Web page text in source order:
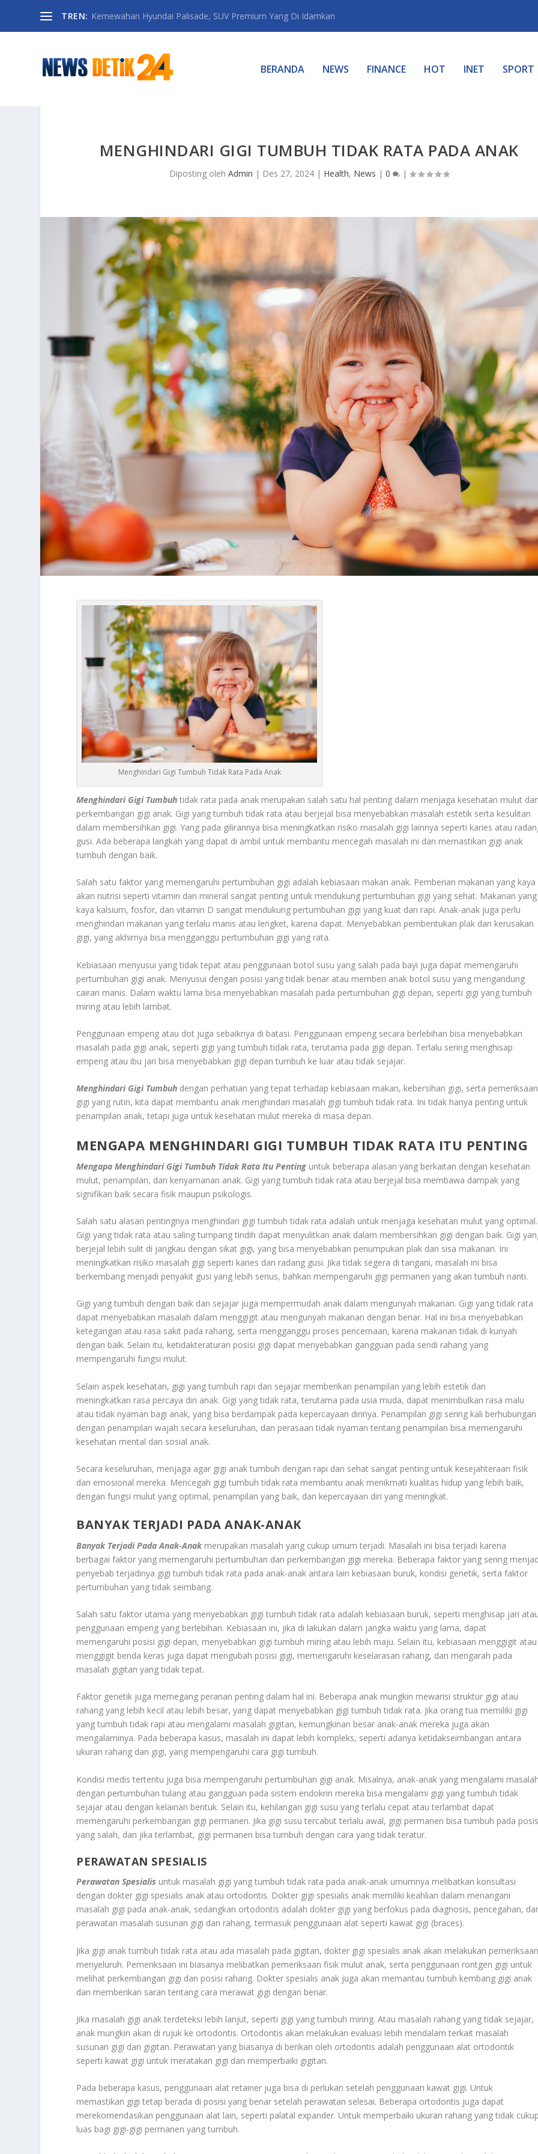
TREN: Kemewahan Hyundai Palisade, SUV Premium Yang Di Idamkan
BERANDA NEWS FINANCE HOT INET SPORT
MENGHINDARI GIGI TUMBUH TIDAK RATA PADA ANAK
Diposting oleh Admin | Des 27, 2024| Health, News | 0 |
Menghindari Gigi Tumbuh Tidak Rata Pada Anak
Menghindari Gigi Tumbuh tidak rata pada anak merupakan salah satu hal penting dalam menjaga kesehatan mulut
perkembangan gigi anak. Gigi yang tumbuh tidak rata atau berjejal bisa menyebabkan masalah estetik serta kesulitan
dalam membersihkan gigi. Yang pada gilirannya bisa meningkatkan risiko masalah gigi lainnya seperti karies atau
gusi. Ada beberapa langkah yang dapat di ambil untuk membantu mencegah masalah ini dan memastikan gigi anak
tumbuh dengan baik.
Salah satu faktor yang memengaruhi pertumbuhan gigi adalah kebiasaan makan anak. Pemberian makanan yang kaya
akan nutrisi seperti vitamin dan mineral sangat penting untuk mendukung pertumbuhan gigi yang sehat. Makanan yang
kaya kalsium, fosfor, dan vitamin D sangat mendukung pertumbuhan gigi yang kuat dan rapi. Anak-anak juga perlu
menghindari makanan yang terlalu manis atau lengket, karena dapat. Menyebabkan pembentukan plak dan kerusakan
gigi, yang akhirnya bisa mengganggu pertumbuhan gigi yang rata.
Kebiasaan menyusui yang tidak tepat atau penggunaan botol susu yang salah pada bayi juga dapat memengaruhi
pertumbuhan gigi anak. Menyusui dengan posisi yang tidak benar atau memberi anak botol susu yang mengandung
cairan manis. Dalam waktu lama bisa menyebabkan masalah pada pertumbuhan gigi depan, seperti gigi yang tumbuh
miring atau lebih lambat.
Penggunaan empeng atau dot juga sebaiknya di batasi. Penggunaan empeng secara berlebihan bisa menyebabkan
masalah pada gigi anak, seperti gigi yang tumbuh tidak rata, terutama pada gigi depan. Terlalu sering menghisap
empeng atau ibu jari bisa menyebabkan gigi depan tumbuh ke luar atau tidak sejajar.
Menghindari Gigi Tumbuh dengan perhatian yang tepat terhadap kebiasaan makan, kebersihan gigi, serta pemeriksaan
gigi yang rutin, kita dapat membantu anak menghindari masalah gigi tumbuh tidak rata. Ini tidak hanya penting untuk
penampilan anak, tetapi juga untuk kesehatan mulut mereka di masa depan.
MENGAPA MENGHINDARI GIGI TUMBUH TIDAK RATA ITU PENTING
Mengapa Menghindari Gigi Tumbuh Tidak Rata Itu Penting untuk beberapa alasan yang berkaitan dengan kesehatan
mulut, penampilan, dan kenyamanan anak. Gigi yang tumbuh tidak rata atau berjejal bisa membawa dampak yang
signifikan baik secara fisik maupun psikologis.
Salah satu alasan pentingnya menghindari gigi tumbuh tidak rata adalah untuk menjaga kesehatan mulut yang optimal.
Gigi yang tidak rata atau saling tumpang tindih dapat menyulitkan anak dalam membersihkan gigi dengan baik. Gigi
berjejal lebih sulit di jangkau dengan sikat gigi, yang bisa menyebabkan penumpukan plak dan sisa makanan. Ini
meningkatkan risiko masalah gigi seperti karies dan radang gusi. Jika tidak segera di tangani, masalah ini bisa
berkembang menjadi penyakit gusi yang lebih serius, bahkan mempengaruhi gigi permanen yang akan tumbuh nanti.
Gigi yang tumbuh dengan baik dan sejajar juga mempermudah anak dalam mengunyah makanan. Gigi yang tidak rata
dapat menyebabkan masalah dalam menggigit atau mengunyah makanan dengan benar. Hal ini bisa menyebabkan
ketegangan atau rasa sakit pada rahang, serta mengganggu proses pencernaan, karena makanan tidak di kunyah
dengan baik. Selain itu, ketidakteraturan posisi gigi dapat menyebabkan gangguan pada sendi rahang yang
mempengaruhi fungsi mulut.
Selain aspek kesehatan, gigi yang tumbuh rapi dan sejajar memberikan penampilan yang lebih estetik dan
meningkatkan rasa percaya diri anak. Gigi yang tidak rata, terutama pada usia muda, dapat menimbulkan rasa malu
atau tidak nyaman bagi anak, yang bisa berdampak pada kepercayaan dirinya. Penampilan gigi sering kali berhubungan
dengan penampilan wajah secara keseluruhan, dan perasaan tidak nyaman tentang penampilan bisa memengaruhi
kesehatan mental dan sosial anak.
Secara keseluruhan, menjaga agar gigi anak tumbuh dengan rapi dan sehat sangat penting untuk kesejahteraan fisik
dan emosional mereka. Mencegah gigi tumbuh tidak rata membantu anak menikmati kualitas hidup yang lebih baik,
dengan fungsi mulut yang optimal, penampilan yang baik, dan kepercayaan diri yang meningkat.
BANYAK TERJADI PADA ANAK-ANAK
Banyak Terjadi Pada Anak-Anakmerupakan masalah yang cukup umum terjadi. Masalah ini bisa terjadi karena
berbagai faktor yang memengaruhi pertumbuhan dan perkembangan gigi mereka. Beberapa faktor yang sering
penyebab terjadinya gigi tumbuh tidak rata pada anak-anak antara lain kebiasaan buruk, kondisi genetik, serta faktor
pertumbuhan yang tidak seimbang.
Salah satu faktor utama yang menyebabkan gigi tumbuh tidak rata adalah kebiasaan buruk, seperti menghisap jari
penggunaan empeng yang berlebihan. Kebiasaan ini, jika di lakukan dalam jangka waktu yang lama, dapat
memengaruhi posisi gigi depan, menyebabkan gigi tumbuh miring atau lebih maju. Selain itu, kebiasaan menggigit atau
menggigit benda keras juga dapat mengubah posisi gigi, memengaruhi keselarasan rahang, dan mengarah pada
masalah gigitan yang tidak tepat.
Faktor genetik juga memegang peranan penting dalam hal ini. Beberapa anak mungkin mewarisi struktur gigi atau
rahang yang lebih kecil atau lebih besar, yang dapat menyebabkan gigi tumbuh tidak rata. Jika orang tua memiliki gigi
yang tumbuh tidak rapi atau mengalami masalah gigitan, kemungkinan besar anak-anak mereka juga akan
mengalaminya. Pada beberapa kasus, masalah ini dapat lebih kompleks, seperti adanya ketidakseimbangan antara
ukuran rahang dan gigi, yang mempengaruhi cara gigi tumbuh.
Kondisi medis tertentu juga bisa mempengaruhi pertumbuhan gigi anak. Misalnya, anak-anak yang mengalami
dengan pertumbuhan tulang atau gangguan pada sistem endokrin mereka bisa mengalami gigi yang tumbuh tidak
sejajar atau dengan kelainan bentuk. Selain itu, kehilangan gigi susu yang terlalu cepat atau terlambat dapat
memengaruhi perkembangan gigi permanen. Jika gigi susu tercabut terlalu awal, gigi permanen bisa tumbuh pada
yang salah, dan jika terlambat, gigi permanen bisa tumbuh dengan cara yang tidak teratur.
PERAWATAN SPESIALIS
Perawatan Spesialis untuk masalah gigi yang tumbuh tidak rata pada anak-anak umumnya melibatkan konsultasi
dengan dokter gigi spesialis anak atau ortodontis. Dokter gigi spesialis anak memiliki keahlian dalam menangani
masalah gigi pada anak-anak, sedangkan ortodontis adalah dokter gigi yang berfokus pada diagnosis, pencegahan,
perawatan masalah susunan gigi dan rahang, termasuk penggunaan alat seperti kawat gigi (braces).
Jika gigi anak tumbuh tidak rata atau ada masalah pada gigitan, dokter gigi spesialis anak akan melakukan
menyeluruh. Pemeriksaan ini biasanya melibatkan pemeriksaan fisik mulut anak, serta penggunaan rontgen gigi untuk
melihat perkembangan gigi dan posisi rahang. Dokter spesialis anak juga akan memantau tumbuh kembang gigi anak
dan memberikan saran tentang cara merawat gigi dengan benar.
Jika masalah gigi anak terdeteksi lebih lanjut, seperti gigi yang tumbuh miring. Atau masalah rahang yang tidak sejajar,
anak mungkin akan di rujuk ke ortodontis. Ortodontis akan melakukan evaluasi lebih mendalam terkait masalah
susunan gigi dan gigitan. Perawatan yang biasanya di berikan oleh ortodontis adalah penggunaan alat ortodontik
seperti kawat gigi untuk meratakan gigi dan memperbaiki gigitan.
Pada beberapa kasus, penggunaan alat retainer juga bisa di perlukan setelah penggunaan kawat gigi. Untuk
memastikan gigi tetap berada di posisi yang benar setelah perawatan selesai. Beberapa ortodontis juga dapat
merekomendasikan penggunaan alat lain, seperti palatal expander. Untuk memperbaiki ukuran rahang yang tidak
luas bagi gigi-gigi permanen yang tumbuh.